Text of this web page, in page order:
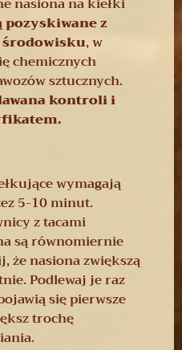
pozyskiwane z
, w
chemicznych
sztucznych.
kontroli i
wymagają
5-10 minut.
z tacami
są równomiernie
że nasiona zwiększą
Podlewaj je raz
się pierwsze
trochę